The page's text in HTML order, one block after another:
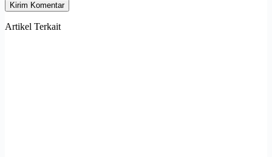
Kirim Komentar
Artikel Terkait